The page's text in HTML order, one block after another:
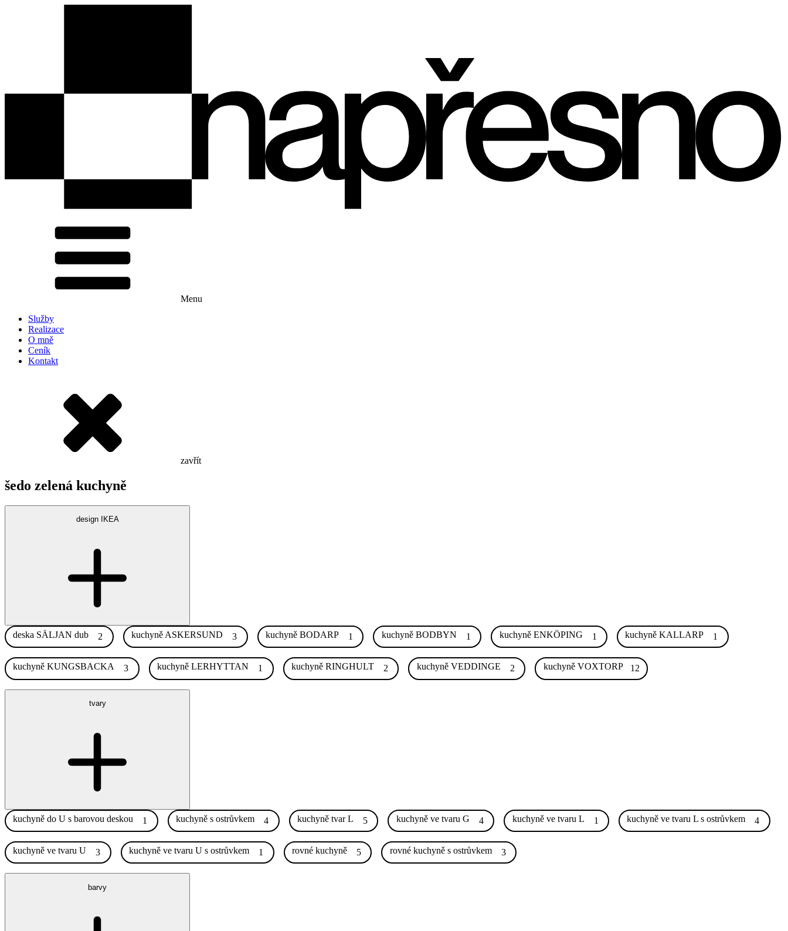
Menu
Služby
Realizace
O mně
Ceník
Kontakt
zavřít
šedo zelená kuchyně
design IKEA
deska SÄLJAN dub 2 kuchyně ASKERSUND 3 kuchyně BODARP 1 kuchyně BODBYN 1 kuchyně ENKÖPING 1 kuchyně KALLARP 1
kuchyně KUNGSBACKA 3 kuchyně LERHYTTAN 1 kuchyně RINGHULT 2 kuchyně VEDDINGE 2 kuchyně VOXTORP 12
tvary
kuchyně do U s barovou deskou 1 kuchyně s ostrůvkem 4 kuchyně tvar L 5 kuchyně ve tvaru G 4 kuchyně ve tvaru L 1 kuchyně ve tvaru L s ostrůvkem 4
kuchyně ve tvaru U 3 kuchyně ve tvaru U s ostrůvkem 1 rovné kuchyně 5 rovné kuchyně s ostrůvkem 3
barvy